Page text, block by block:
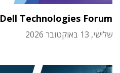
Dell Technologies Forum
שלישי, 13 באוקטובר 2026